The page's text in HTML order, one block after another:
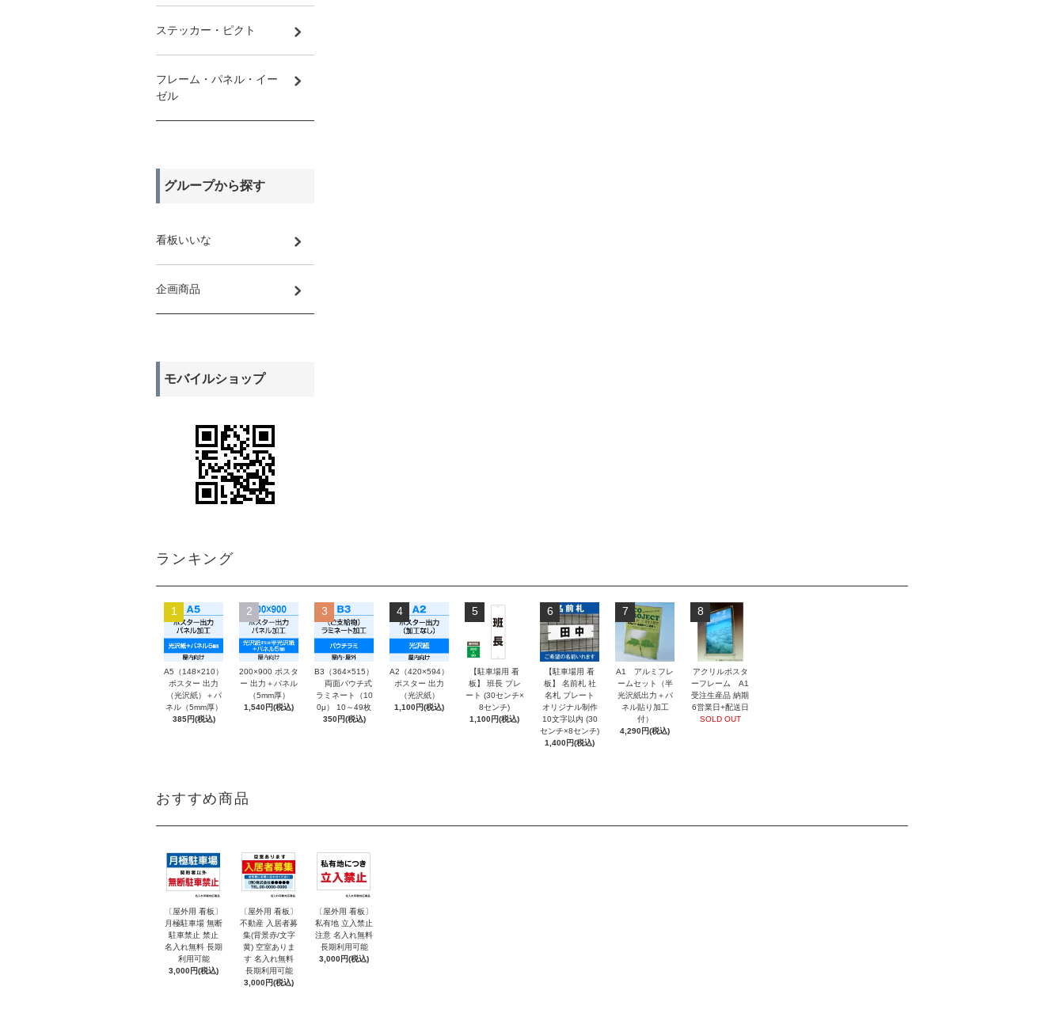
ステッカー・ピクト
フレーム・パネル・イー
ゼル
グループから探す
看板いいな
企画商品
モバイルショップ
ランキング
1
A5（148×210）
ポスター 出力
（光沢紙）＋パ
ネル（5mm厚）
385円(税込)
2
200×900 ポスタ
ー 出力＋パネル
（5mm厚）
1,540円(税込)
3
B3（364×515）
両面パウチ式
ラミネート（10
0μ） 10～49枚
350円(税込)
4
A2（420×594）
ポスター 出力
（光沢紙）
1,100円(税込)
5
【駐車場用 看
板】 班長 プレ
ート (30センチ×
8センチ)
1,100円(税込)
6
【駐車場用 看
板】 名前札 社
名札 プレート
オリジナル制作
10文字以内 (30
センチ×8センチ)
1,400円(税込)
7
A1 アルミフレ
ームセット（半
光沢紙出力＋パ
ネル貼り加工
付）
4,290円(税込)
8
アクリルポスタ
ーフレーム A1
受注生産品 納期
6営業日+配送日
SOLD OUT
おすすめ商品
〔屋外用 看板〕
月極駐車場 無断
駐車禁止 禁止
名入れ無料 長期
利用可能
3,000円(税込)
〔屋外用 看板〕
不動産 入居者募
集(背景赤/文字
黄) 空室ありま
す 名入れ無料
長期利用可能
3,000円(税込)
〔屋外用 看板〕
私有地 立入禁止
注意 名入れ無料
長期利用可能
3,000円(税込)